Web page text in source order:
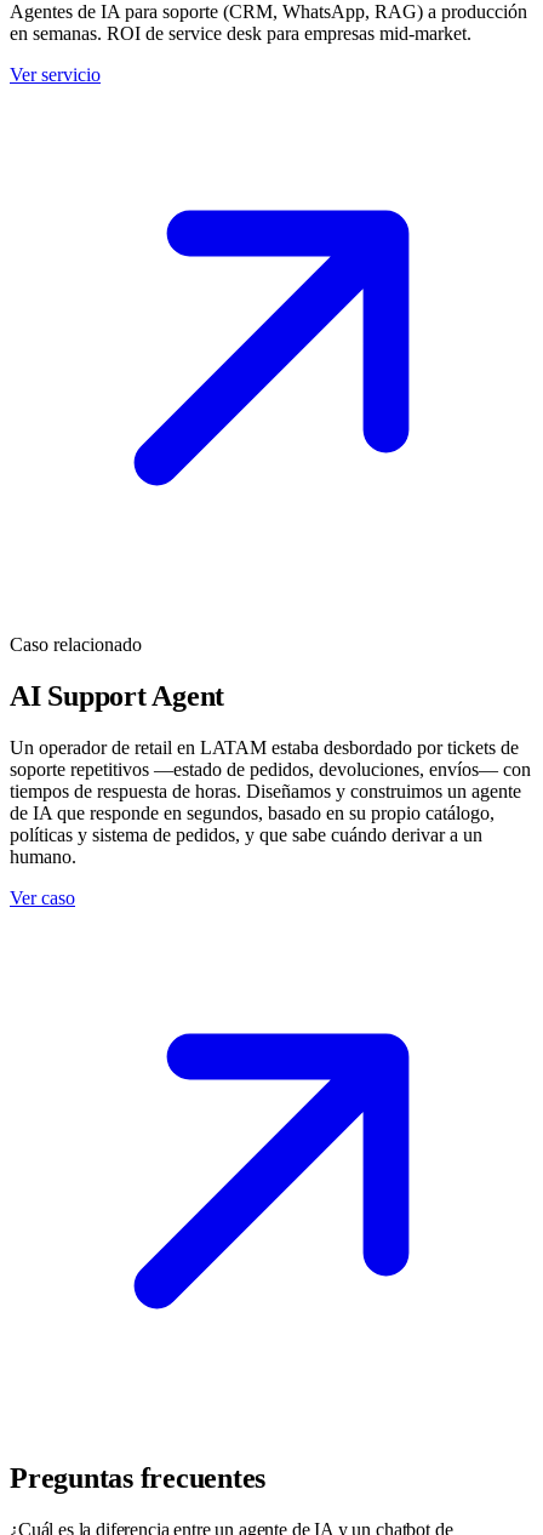
Agentes de IA para soporte (CRM, WhatsApp, RAG) a producción
en semanas. ROI de service desk para empresas mid-market.
Ver servicio
Caso relacionado
AI Support Agent
Un operador de retail en LATAM estaba desbordado por tickets de
soporte repetitivos —estado de pedidos, devoluciones, envíos— con
tiempos de respuesta de horas. Diseñamos y construimos un agente
de IA que responde en segundos, basado en su propio catálogo,
políticas y sistema de pedidos, y que sabe cuándo derivar a un
humano.
Ver caso
Preguntas frecuentes
¿Cuál es la diferencia entre un agente de IA y un chatbot de